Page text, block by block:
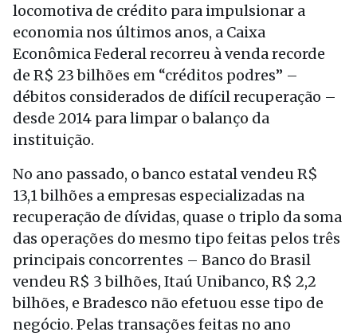
locomotiva de crédito para impulsionar a
economia nos últimos anos, a Caixa
Econômica Federal recorreu à venda recorde
de R$ 23 bilhões em “créditos podres” –
débitos considerados de difícil recuperação –
desde 2014 para limpar o balanço da
instituição.
No ano passado, o banco estatal vendeu R$
13,1 bilhões a empresas especializadas na
recuperação de dívidas, quase o triplo da soma
das operações do mesmo tipo feitas pelos três
principais concorrentes – Banco do Brasil
vendeu R$ 3 bilhões, Itaú Unibanco, R$ 2,2
bilhões, e Bradesco não efetuou esse tipo de
negócio. Pelas transações feitas no ano